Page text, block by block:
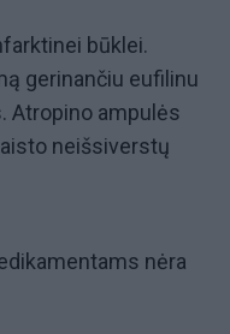
būklei.
gerinančiu eufilinu
Atropino ampulės
neišsiverstų
nėra